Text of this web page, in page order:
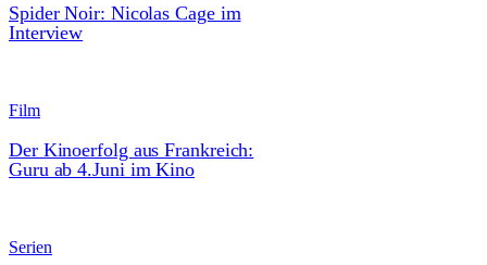
Spider Noir: Nicolas Cage im
Interview
Film
Der Kinoerfolg aus Frankreich:
Guru ab 4.Juni im Kino
Serien